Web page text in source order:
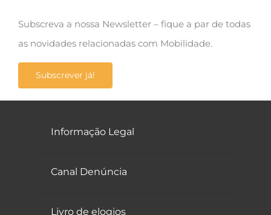
Subscreva a nossa Newsletter – fique a par de todas
as novidades relacionadas com Mobilidade.
Subscrever já!
Informação Legal
Canal Denúncia
Livro de elogios